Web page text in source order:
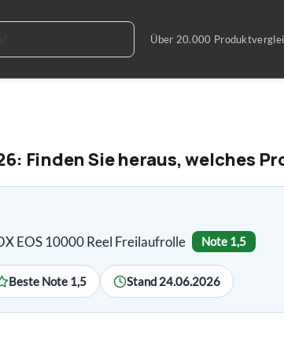
Finden Sie heraus, welches
EOS 10000 Reel Freilaufrolle Note 1,5
Beste Note 1,5 Stand 24.06.2026